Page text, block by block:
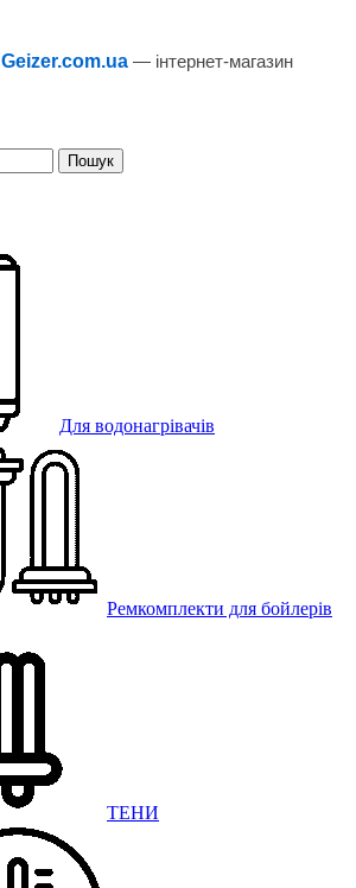
Geizer.com.ua— інтернет-магазин
Пошук
Для водонагрівачів
Ремкомплекти для бойлерів
ТЕНИ